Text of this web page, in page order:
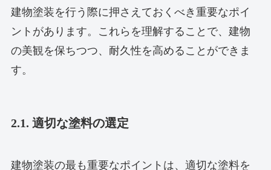
建物塗装を行う際に押さえておくべき重要なポイ
ントがあります。これらを理解することで、建物
の美観を保ちつつ、耐久性を高めることができま
す。
2.1. 適切な塗料の選定
建物塗装の最も重要なポイントは、適切な塗料を